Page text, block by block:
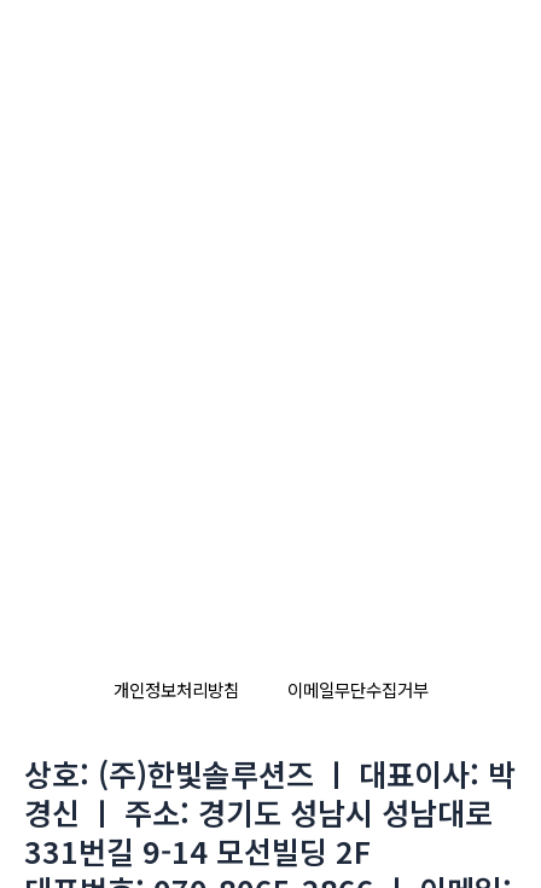
개인정보처리방침 이메일무단수집거부
상호: (주)한빛솔루션즈 ㅣ 대표이사: 박
경신 ㅣ 주소: 경기도 성남시 성남대로
331번길 9-14 모선빌딩 2F